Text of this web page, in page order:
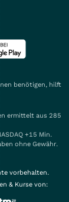
benötigen, hilft
ermittelt aus 285
+15 Min.
ohne Gewähr.
vorbehalten.
& Kurse von: